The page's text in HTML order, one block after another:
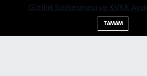
Okan Çakır kimdir?
BİLİM DÜNYA
SAMSUNSPOR KÜLTÜR -
SAMSUN HABER
YAŞAM
YEMEK
Gizlilik Sözleşmesi ve KVKK
TAMAM